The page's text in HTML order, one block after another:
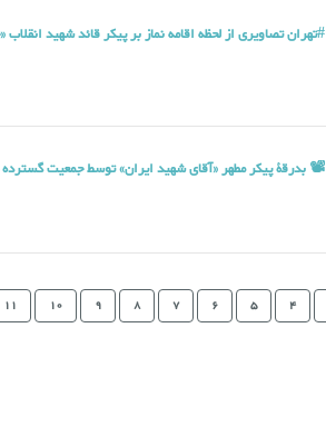
#تهران تصاویری از لحظه اقامه نماز بر پیکر قائد شهید انقلاب
📽 بدرقۀ پیکر مطهر «آقای شهید ایران» توسط جمعیت گسترده
4
5
6
7
8
9
10
11